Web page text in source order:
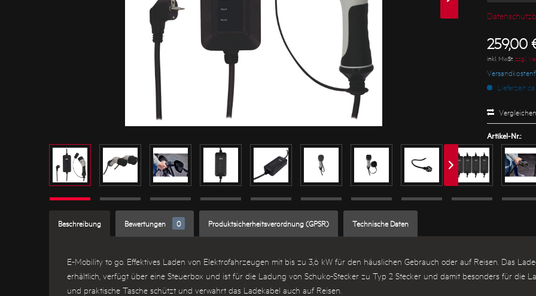
259,00
inkl. MwSt. zzgl.
Lieferzeit
Vergleichen
Artikel-Nr.:
Beschreibung Bewertungen 0 Produktsicherheitsverordnung (GPSR) Technische Daten
E-Mobility to go. Effektives Laden von Elektrofahrzeugen mit bis zu 3,6 kW für den häuslichen Gebrauch oder auf Reisen. Das
erhältlich, verfügt über eine Steuerbox und ist für die Ladung von Schuko-Stecker zu Typ 2 Stecker und damit besonders für die
und praktische Tasche schützt und verwahrt das Ladekabel auch auf Reisen.